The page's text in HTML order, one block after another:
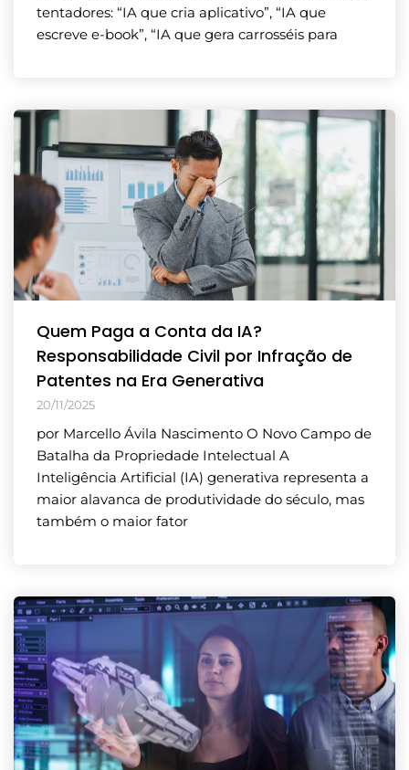
tentadores: “IA que cria aplicativo”, “IA que
escreve e-book”, “IA que gera carrosséis para
Quem Paga a Conta da IA?
Responsabilidade Civil por Infração de
Patentes na Era Generativa
20/11/2025
por Marcello Ávila Nascimento O Novo Campo de
Batalha da Propriedade Intelectual A
Inteligência Artificial (IA) generativa representa a
maior alavanca de produtividade do século, mas
também o maior fator